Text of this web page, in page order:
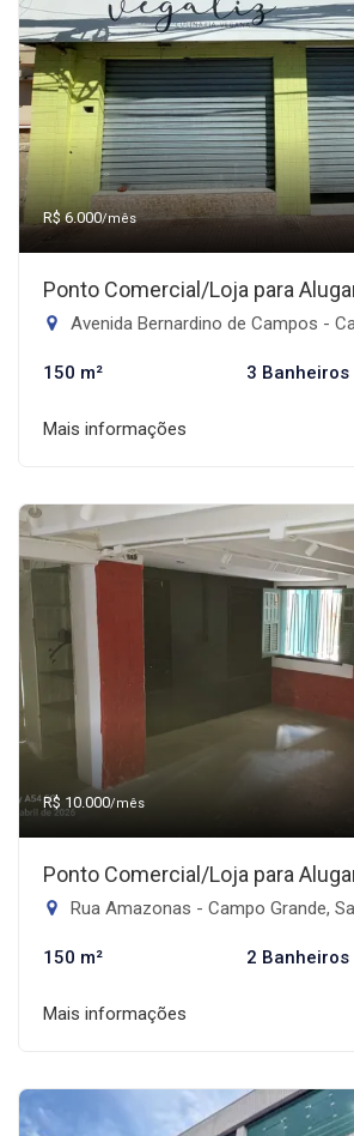
R$ 6.000/mês
Ponto Comercial/Loja para
Avenida Bernardino de Campos - Campo
150 m² 3 Banheiros
Mais informações
R$ 10.000/mês
Ponto Comercial/Loja para
Rua Amazonas - Campo Grande,
150 m² 2 Banheiros
Mais informações